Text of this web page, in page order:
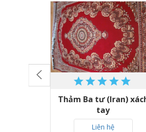
Thảm Ba tư (Iran)
tay
Liên hệ